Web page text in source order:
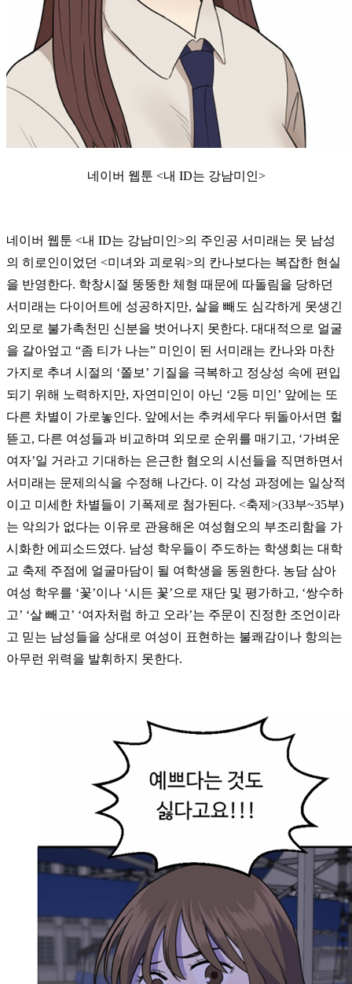
네이버 웹툰 <내 ID는 강남미인>
네이버 웹툰 <내 ID는 강남미인>의 주인공 서미래는 뭇 남성
의 히로인이었던 <미녀와 괴로워>의 칸나보다는 복잡한 현실
을 반영한다. 학창시절 뚱뚱한 체형 때문에 따돌림을 당하던
서미래는 다이어트에 성공하지만, 살을 빼도 심각하게 못생긴
외모로 불가촉천민 신분을 벗어나지 못한다. 대대적으로 얼굴
을 갈아엎고 “좀 티가 나는” 미인이 된 서미래는 칸나와 마찬
가지로 추녀 시절의 ‘쫄보’ 기질을 극복하고 정상성 속에 편입
되기 위해 노력하지만, 자연미인이 아닌 ‘2등 미인’ 앞에는 또
다른 차별이 가로놓인다. 앞에서는 추켜세우다 뒤돌아서면 헐
뜯고, 다른 여성들과 비교하며 외모로 순위를 매기고, ‘가벼운
여자’일 거라고 기대하는 은근한 혐오의 시선들을 직면하면서
서미래는 문제의식을 수정해 나간다. 이 각성 과정에는 일상적
이고 미세한 차별들이 기폭제로 첨가된다. <축제>(33부~35부)
는 악의가 없다는 이유로 관용해온 여성혐오의 부조리함을 가
시화한 에피소드였다. 남성 학우들이 주도하는 학생회는 대학
교 축제 주점에 얼굴마담이 될 여학생을 동원한다. 농담 삼아
여성 학우를 ‘꽃’이나 ‘시든 꽃’으로 재단 및 평가하고, ‘쌍수하
고’ ‘살 빼고’ ‘여자처럼 하고 오라’는 주문이 진정한 조언이라
고 믿는 남성들을 상대로 여성이 표현하는 불쾌감이나 항의는
아무런 위력을 발휘하지 못한다.